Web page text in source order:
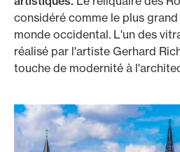
considéré comme le plus
monde occidental. L'un des
réalisé par l'artiste Gerhard
touche de modernité à